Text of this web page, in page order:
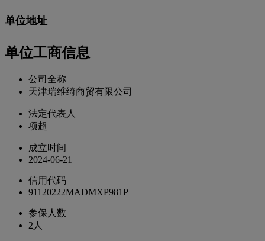
单位地址
单位工商信息
公司全称
天津瑞维绮商贸有限公司
法定代表人
项超
成立时间
2024-06-21
信用代码
91120222MADMXP981P
参保人数
2人